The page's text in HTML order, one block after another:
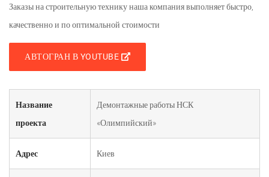
Заказы на строительную технику наша компания выполняет быстро,
качественно и по оптимальной стоимости
АВТОГРАН В YOUTUBE
Название
проекта
Демонтажные работы НСК
«Олимпийский»
Адрес Киев